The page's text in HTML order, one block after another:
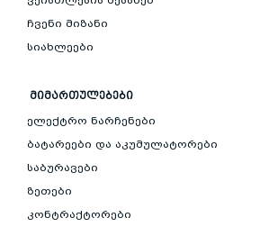
ჩვენი მიზანი
სიახლეები
ᲛᲘᲛᲐᲠᲗᲣᲚᲔᲑᲔᲑᲘ
ელექტრო ნარჩენები
ბატარეები და აკუმულატორები
საბურავები
ზეთები
კონტრაქტორები